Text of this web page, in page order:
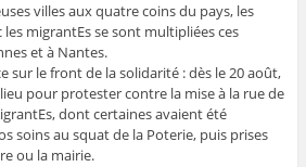
villes aux quatre coins du pays, les
migrantEs se sont multipliées ces
et à Nantes.
sur le front de la solidarité : dès le 20 août,
pour protester contre la mise à la rue de
dont certaines avaient été
soins au squat de la Poterie, puis prises
ou la mairie.